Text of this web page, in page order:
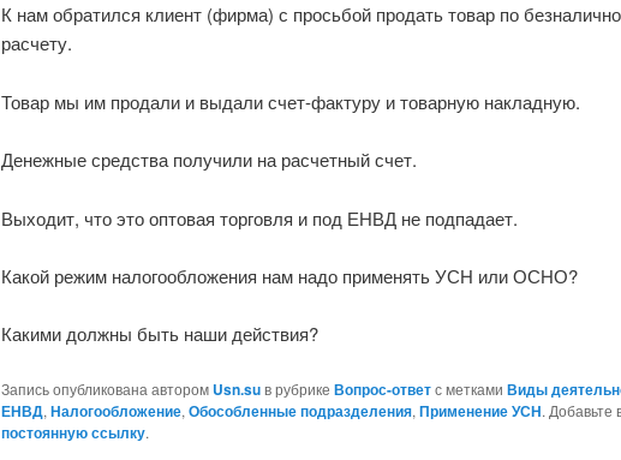
К нам обратился клиент (фирма) с просьбой продать товар по
расчету.
Товар мы им продали и выдали счет-фактуру и товарную накладную.
Денежные средства получили на расчетный счет.
Выходит, что это оптовая торговля и под ЕНВД не подпадает.
Какой режим налогообложения нам надо применять УСН или ОСНО?
Какими должны быть наши действия?
Запись опубликована автором Usn.suв рубрике Вопрос-ответс метками Виды
ЕНВД, Налогообложение, Обособленные подразделения, Применение УСН. Добавьте
постоянную ссылку.